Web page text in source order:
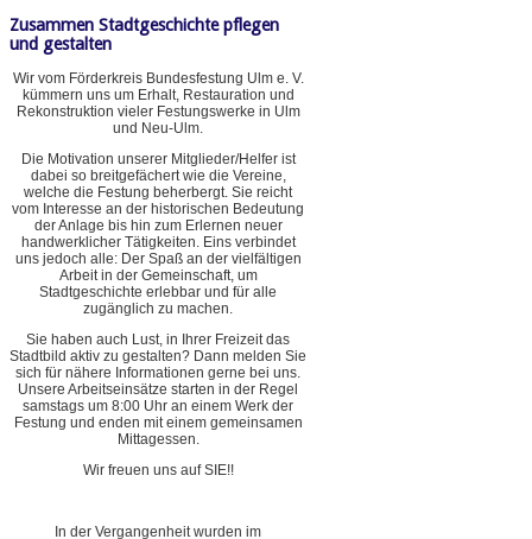
Zusammen Stadtgeschichte pflegen
und gestalten
Wir vom Förderkreis Bundesfestung Ulm e. V.
kümmern uns um Erhalt, Restauration und
Rekonstruktion vieler Festungswerke in Ulm
und Neu-Ulm.
Die Motivation unserer Mitglieder/Helfer ist
dabei so breitgefächert wie die Vereine,
welche die Festung beherbergt. Sie reicht
vom Interesse an der historischen Bedeutung
der Anlage bis hin zum Erlernen neuer
handwerklicher Tätigkeiten. Eins verbindet
uns jedoch alle: Der Spaß an der vielfältigen
Arbeit in der Gemeinschaft, um
Stadtgeschichte erlebbar und für alle
zugänglich zu machen.
Sie haben auch Lust, in Ihrer Freizeit das
Stadtbild aktiv zu gestalten? Dann melden Sie
sich für nähere Informationen gerne bei uns.
Unsere Arbeitseinsätze starten in der Regel
samstags um 8:00 Uhr an einem Werk der
Festung und enden mit einem gemeinsamen
Mittagessen.
Wir freuen uns auf SIE!!
In der Vergangenheit wurden im